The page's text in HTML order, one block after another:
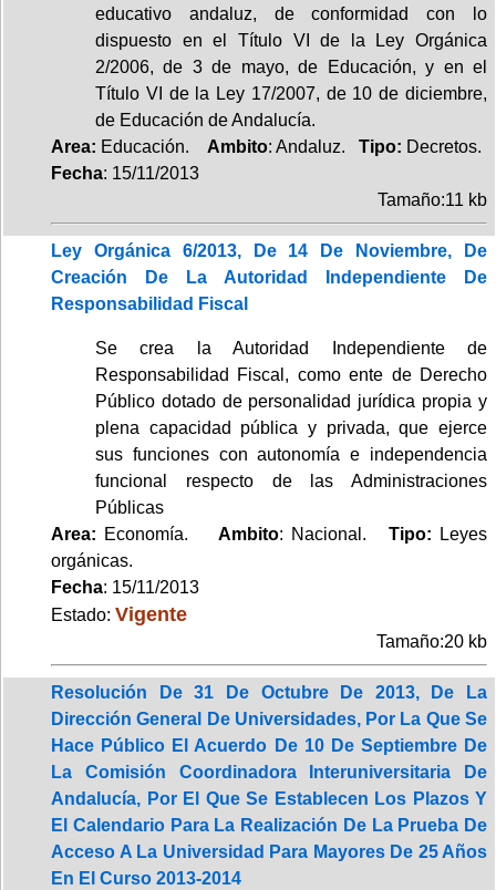
educativo andaluz, de conformidad con lo
dispuesto en el Título VI de la Ley Orgánica
2/2006, de 3 de mayo, de Educación, y en el
Título VI de la Ley 17/2007, de 10 de diciembre,
de Educación de Andalucía.
Area: Educación. Ambito: Andaluz. Tipo: Decretos.
Fecha: 15/11/2013
Tamaño:11 kb
Ley Orgánica 6/2013, De 14 De Noviembre, De
Creación De La Autoridad Independiente De
Responsabilidad Fiscal
Se crea la Autoridad Independiente de
Responsabilidad Fiscal, como ente de Derecho
Público dotado de personalidad jurídica propia y
plena capacidad pública y privada, que ejerce
sus funciones con autonomía e independencia
funcional respecto de las Administraciones
Públicas
Area: Economía. Ambito: Nacional.Tipo:
Leyes
orgánicas.
Fecha: 15/11/2013
Estado: Vigente
Tamaño:20 kb
Resolución De 31 De Octubre De 2013, De La
Dirección General De Universidades, Por La Que Se
Hace Público El Acuerdo De 10 De Septiembre De
La Comisión Coordinadora Interuniversitaria De
Andalucía, Por El Que Se Establecen Los Plazos Y
El Calendario Para La Realización De La Prueba De
Acceso A La Universidad Para Mayores De 25 Años
En El Curso 2013-2014